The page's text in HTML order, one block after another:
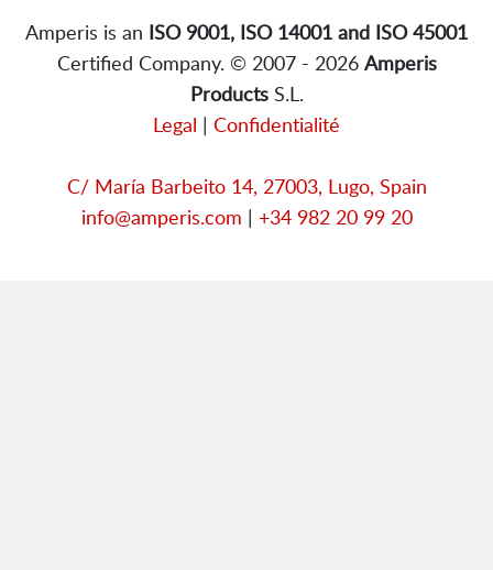
Amperis is an ISO 9001, ISO 14001 and ISO 45001
Certified Company. © 2007 - 2026 Amperis
ProductsS.L.
Legal | Confidentialité
C/ María Barbeito 14, 27003, Lugo, Spain
info@amperis.com | +34 982 20 99 20